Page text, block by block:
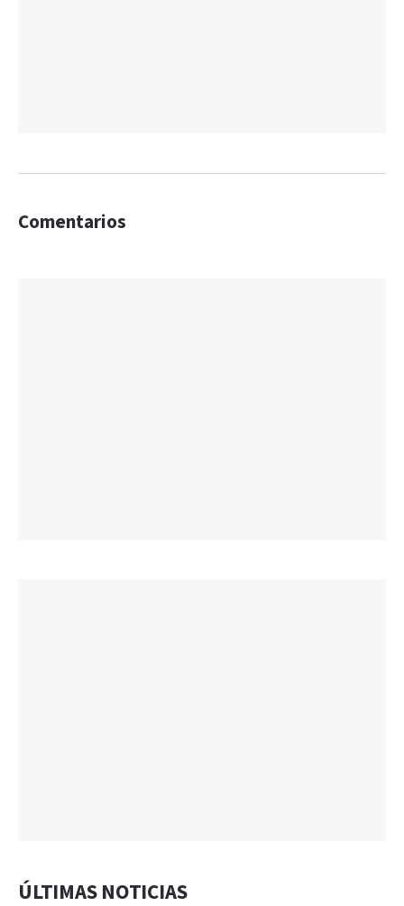
Comentarios
ÚLTIMAS NOTICIAS